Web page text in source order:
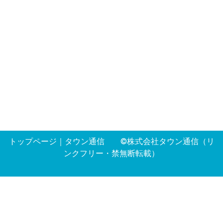
トップページ ｜ タウン通信©株式会社タウン通信（リ
ンクフリー・禁無断転載）